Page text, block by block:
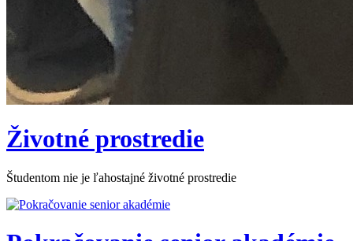
Životné prostredie
Študentom nie je ľahostajné životné prostredie